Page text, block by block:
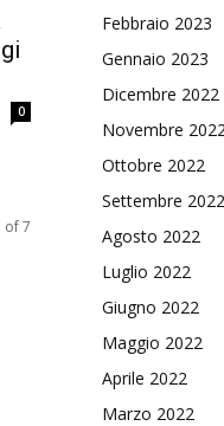
0
of 7
Febbraio 2023
Gennaio 2023
Dicembre 2022
Novembre
Ottobre 2022
Settembre 2022
Agosto 2022
Luglio 2022
Giugno 2022
Maggio 2022
Aprile 2022
Marzo 2022